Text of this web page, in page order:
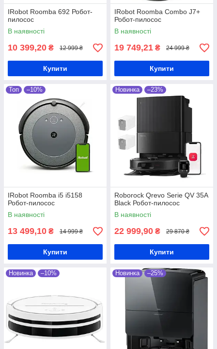
IRobot Roomba 692 Робот-
пилосос
В наявності
10 399,20 ₴ 12 999 ₴
Купити
IRobot Roomba Combo J7+
Робот-пилосос
В наявності
19 749,21 ₴ 24 999 ₴
Купити
Топ –10%
IRobot Roomba i5 i5158
Робот-пилосос
В наявності
13 499,10 ₴ 14 999 ₴
Купити
Новинка –23%
Roborock Qrevo Serie QV 35A
Black Робот-пилосос
В наявності
22 999,90 ₴ 29 870 ₴
Купити
Новинка –10% Новинка –25%